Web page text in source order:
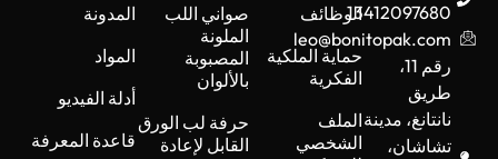
13412097680
leo@bonitopak.com
رقم 11،
طريق
نانتانغ، مدينة
تشاشان،
الوظائف
حماية الملكية
الفكرية
الملف
الشخصي
صواني اللب
الملونة
المصبوبة
بالألوان
حرفة لب الورق
القابل لإعادة
المدونة
المواد
أدلة الفيديو
قاعدة المعرفة